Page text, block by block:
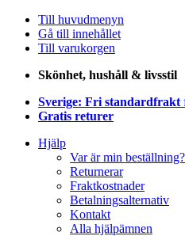
Till huvudmenyn
Gå till innehållet
Till varukorgen
Skönhet, hushåll & livsstil
Sverige: Fri standardfrakt
Gratis returer
Hjälp
Var är min beställning?
Returnerar
Fraktkostnader
Betalningsalternativ
Kontakt
Alla hjälpämnen